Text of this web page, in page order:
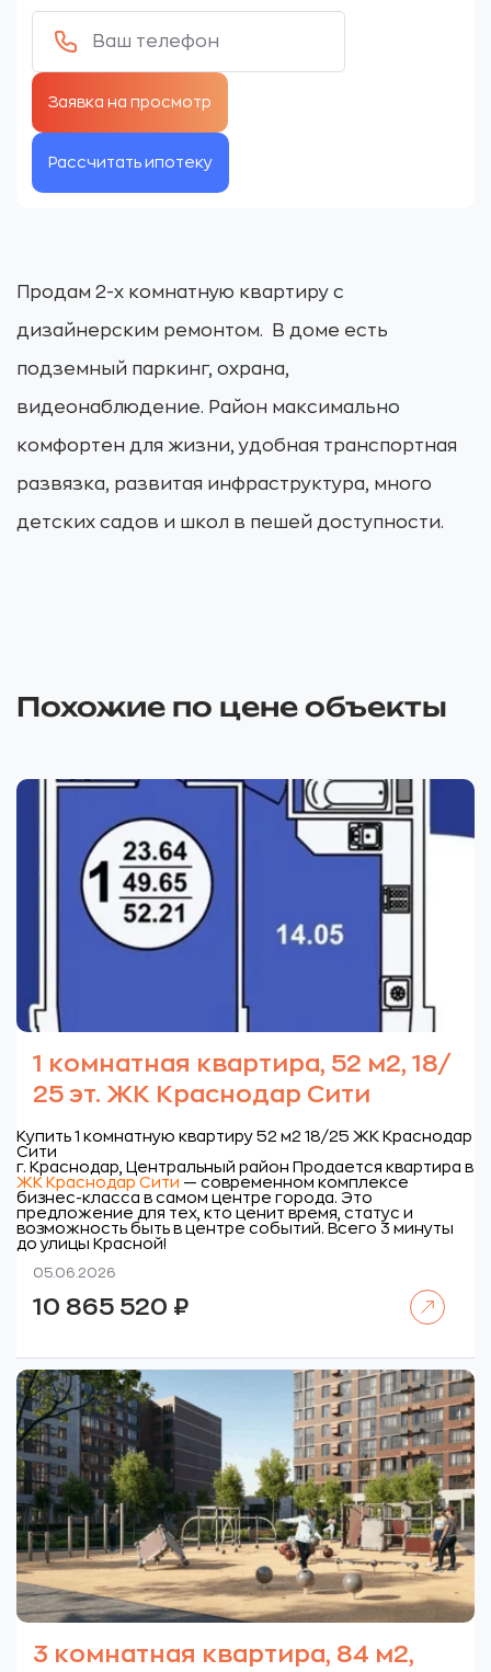
Рассчитать ипотеку
Продам 2-х комнатную квартиру с
дизайнерским ремонтом. В доме есть
подземный паркинг, охрана,
видеонаблюдение. Район максимально
комфортен для жизни, удобная транспортная
развязка, развитая инфраструктура, много
детских садов и школ в пешей доступности.
Похожие по цене объекты
1 комнатная квартира, 52 м2, 18/
25 эт. ЖК Краснодар Сити
Купить 1 комнатную квартиру 52 м2 18/25 ЖК Краснодар
Сити
г. Краснодар, Центральный район Продается квартира в
ЖК Краснодар Сити — современном комплексе
бизнес-класса в самом центре города. Это
предложение для тех, кто ценит время, статус и
возможность быть в центре событий. Всего 3 минуты
до улицы Красной!
05.06.2026
10 865 520 ₽
3 комнатная квартира, 84 м2,